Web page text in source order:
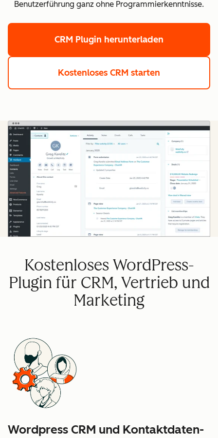
Benutzerführung ganz ohne Programmierkenntnisse.
CRM Plugin herunterladen
Kostenloses CRM starten
Kostenloses WordPress-
Plugin für CRM, Vertrieb und
Marketing
Wordpress CRM und Kontaktdaten-